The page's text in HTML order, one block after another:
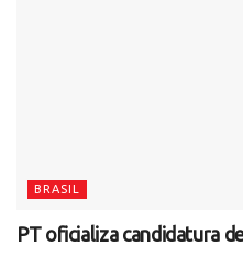
BRASIL
PT oficializa candidatura